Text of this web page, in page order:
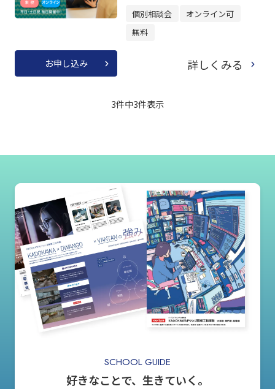
個別相談会
オンライン可
無料
お申し込み 詳しくみる
3件中3件表示
SCHOOL GUIDE
好きなことで、生きていく。